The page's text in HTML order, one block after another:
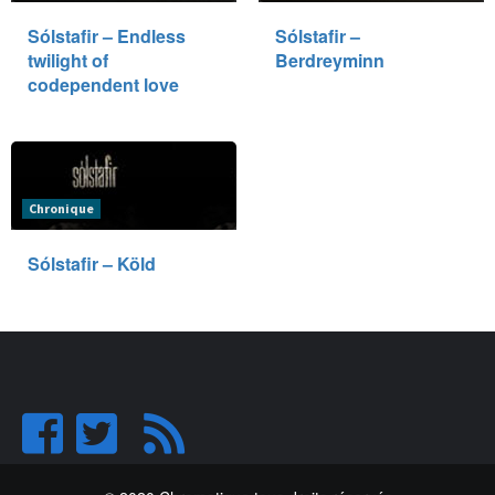
Sólstafir – Endless
twilight of
codependent love
Sólstafir –
Berdreyminn
Chronique
Sólstafir – Köld